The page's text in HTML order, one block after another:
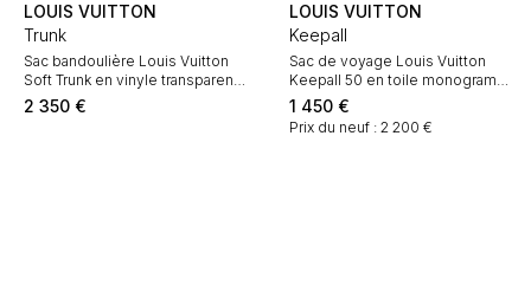
LOUIS VUITTON
Trunk
Sac bandoulière Louis Vuitton
Soft Trunk en vinyle transparent
et cuir noir
2 350 €
LOUIS VUITTON
Keepall
Sac de voyage Louis Vuitton
Keepall 50 en toile monogram
marron et cuir naturel
1 450 €
Prix du neuf : 2 200 €